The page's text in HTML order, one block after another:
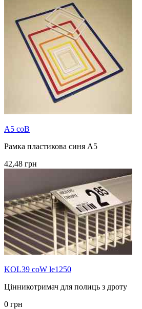
A5 coB
Рамка пластикова синя А5
42,48 грн
KOL39 coW le1250
Цінникотримач для полиць з дроту
0 грн